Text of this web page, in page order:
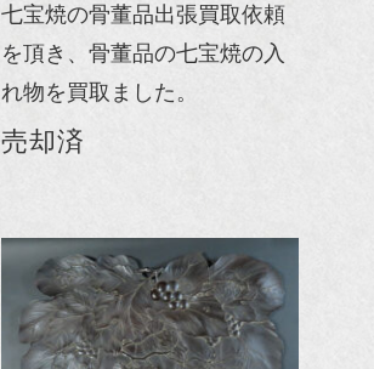
七宝焼の骨董品出張買取依頼
を頂き、骨董品の七宝焼の入
れ物を買取ました。
売却済